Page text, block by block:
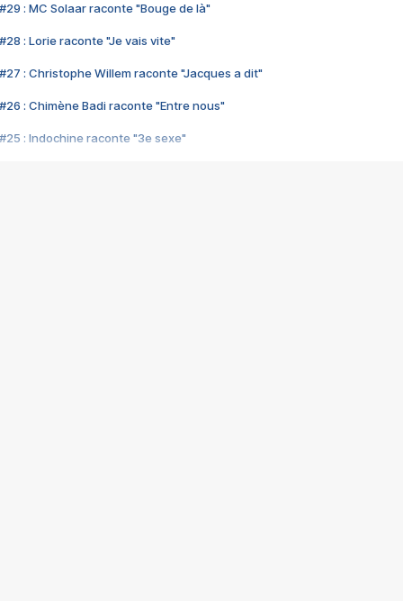
#29 : MC Solaar raconte "Bouge de là"
#28 : Lorie raconte "Je vais vite"
#27 : Christophe Willem raconte "Jacques a dit"
#26 : Chimène Badi raconte "Entre nous"
#25 : Indochine raconte "3e sexe"